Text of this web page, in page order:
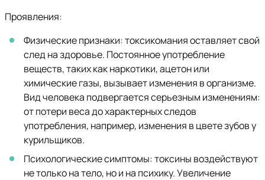
Проявления:
Физические признаки: токсикомания оставляет свой
след на здоровье. Постоянное употребление
веществ, таких как наркотики, ацетон или
химические газы, вызывает изменения в организме.
Вид человека подвергается серьезным изменениям:
от потери веса до характерных следов
употребления, например, изменения в цвете зубов у
курильщиков.
Психологические симптомы: токсины воздействуют
не только на тело, но и на психику. Увеличение